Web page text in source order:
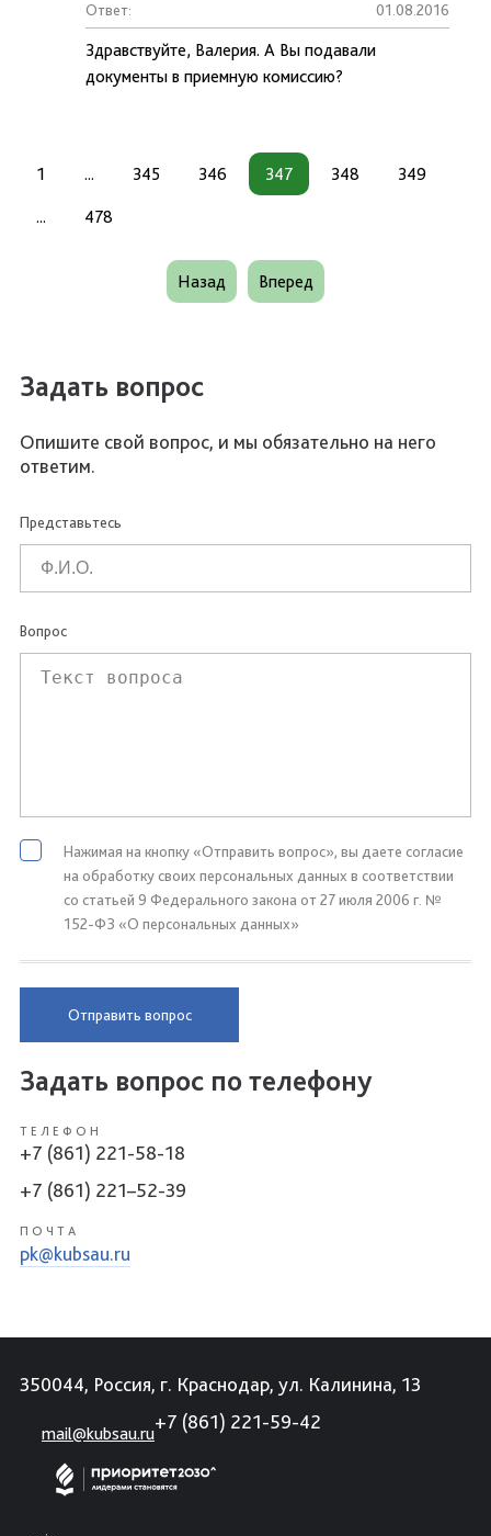
Ответ: 01.08.2016
Здравствуйте, Валерия. А Вы подавали
документы в приемную комиссию?
1 ... 345 346 347 348 349
... 478
Назад Вперед
Задать вопрос
Опишите свой вопрос, и мы обязательно на него
ответим.
Представьтесь
Вопрос
Нажимая на кнопку «Отправить вопрос», вы даете согласие
на обработку своих персональных данных в соответствии
со статьей 9 Федерального закона от 27 июля 2006 г. №
152-ФЗ «О персональных данных»
Отправить вопрос
Задать вопрос по телефону
ТЕЛЕФОН
+7 (861) 221-58-18
+7 (861) 221–52-39
ПОЧТА
pk@kubsau.ru
350044, Россия, г. Краснодар, ул. Калинина, 13
mail@kubsau.ru
+7 (861) 221-59-42